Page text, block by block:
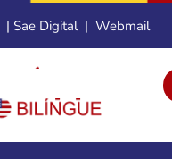
| Sae Digital| Webmail